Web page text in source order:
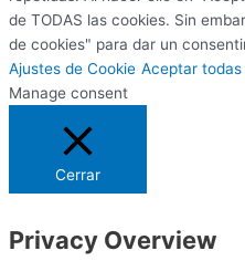
de TODAS las cookies. Sin
de cookies" para dar un
Ajustes de Cookie Aceptar todas
Manage consent
Cerrar
Privacy Overview